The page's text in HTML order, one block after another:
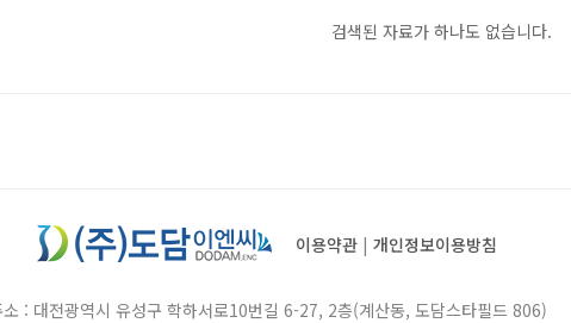
검색된 자료가 하나도 없습니다.
이용약관 | 개인정보이용방침
소 : 대전광역시 유성구 학하서로10번길 6-27, 2층(계산동, 도담스타필드 806)